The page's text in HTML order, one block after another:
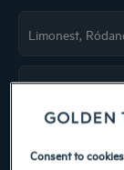
Navigate forward
Consent to cookies